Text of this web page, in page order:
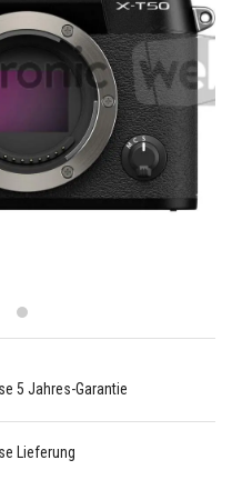
5 Jahres-Garantie
Lieferung